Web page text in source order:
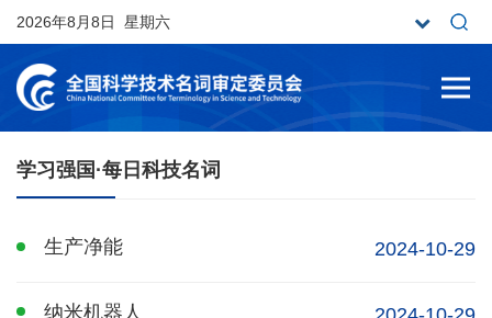
2026年8月8日 星期六
学习强国·每日科技名词
生产净能 2024-10-29
纳米机器人